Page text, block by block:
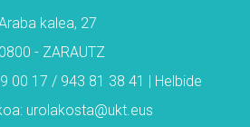
kalea, 27
- ZARAUTZ
00 17 / 943 81 38 41 | Helbide
urolakosta@ukt.eus